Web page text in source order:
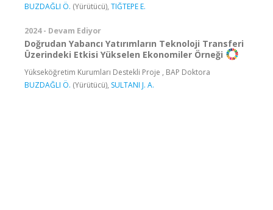
BUZDAĞLI Ö. (Yürütücü), TIĞTEPE E.
2024 - Devam Ediyor
Doğrudan Yabancı Yatırımların Teknoloji Transferi
Üzerindeki Etkisi Yükselen Ekonomiler Örneği
Yükseköğretim Kurumları Destekli Proje , BAP Doktora
BUZDAĞLI Ö. (Yürütücü), SULTANI J. A.